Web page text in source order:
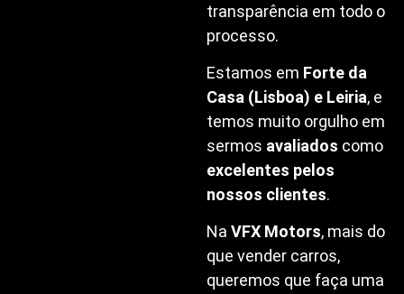
transparência em todo o
processo.
Estamos em Forte da
Casa (Lisboa) e Leiria, e
temos muito orgulho em
sermos avaliados como
excelentes pelos
nossos clientes.
NaVFX Motors, mais do
que vender carros,
queremos que faça uma